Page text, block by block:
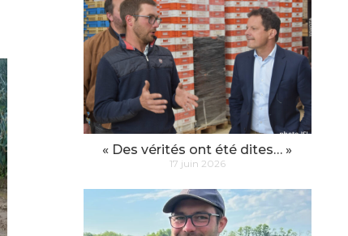
« Des vérités ont été dites… »
17 juin 2026